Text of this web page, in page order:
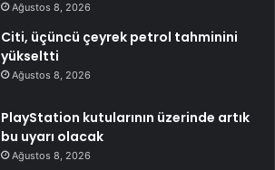
Ağustos 8, 2026
Citi, üçüncü çeyrek petrol tahminini
yükseltti
Ağustos 8, 2026
PlayStation kutularının üzerinde artık
bu uyarı olacak
Ağustos 8, 2026